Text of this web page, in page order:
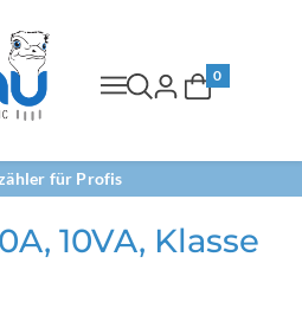
0
für Profis
10VA, Klasse